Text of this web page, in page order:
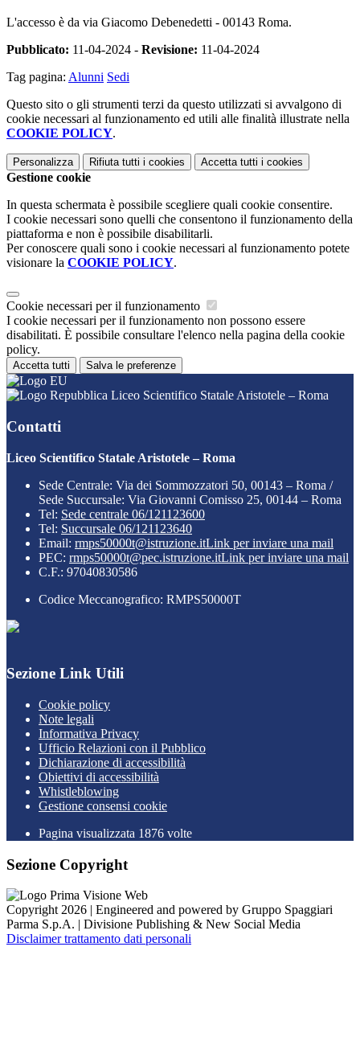
L'accesso è da via Giacomo Debenedetti - 00143 Roma.
Pubblicato: 11-04-2024 - Revisione: 11-04-2024
Tag pagina: Alunni Sedi
Questo sito o gli strumenti terzi da questo utilizzati si avvalgono di
cookie necessari al funzionamento ed utili alle finalità illustrate nella
COOKIE POLICY.
Personalizza Rifiuta tutti i cookies Accetta tutti i cookies
Gestione cookie
In questa schermata è possibile scegliere quali cookie consentire.
I cookie necessari sono quelli che consentono il funzionamento della
piattaforma e non è possibile disabilitarli.
Per conoscere quali sono i cookie necessari al funzionamento potete
visionare la COOKIE POLICY.
Cookie necessari per il funzionamento
I cookie necessari per il funzionamento non possono essere
disabilitati. È possibile consultare l'elenco nella pagina della cookie
policy.
Accetta tutti Salva le preferenze
Liceo Scientifico Statale Aristotele – Roma
Contatti
Liceo Scientifico Statale Aristotele – Roma
Sede Centrale: Via dei Sommozzatori 50, 00143 – Roma /
Sede Succursale: Via Giovanni Comisso 25, 00144 – Roma
Tel: Sede centrale 06/121123600
Tel: Succursale 06/121123640
Email: rmps50000t@istruzione.itLink per inviare una mail
PEC: rmps50000t@pec.istruzione.itLink per inviare una mail
C.F.: 97040830586
Codice Meccanografico: RMPS50000T
Sezione Link Utili
Cookie policy
Note legali
Informativa Privacy
Ufficio Relazioni con il Pubblico
Dichiarazione di accessibilità
Obiettivi di accessibilità
Whistleblowing
Gestione consensi cookie
Pagina visualizzata 1876 volte
Sezione Copyright
Copyright 2026 | Engineered and powered by Gruppo Spaggiari
Parma S.p.A. | Divisione Publishing & New Social Media
Disclaimer trattamento dati personali